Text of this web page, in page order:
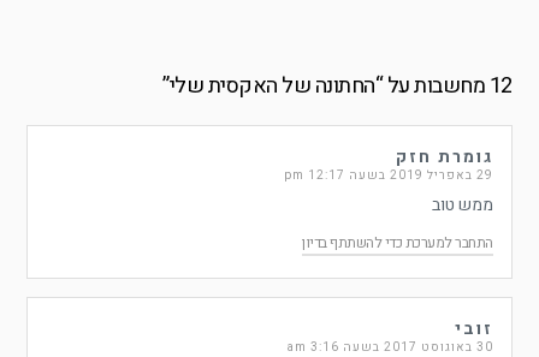
12 מחשבות על “ החתונה של האקסית שלי”
גומרת חזק
29 באפריל 2019 בשעה 12:17 pm
ממש טוב
התחבר למערכת כדי להשתתף בדיון
זובי
30 באוגוסט 2017 בשעה 3:16 am